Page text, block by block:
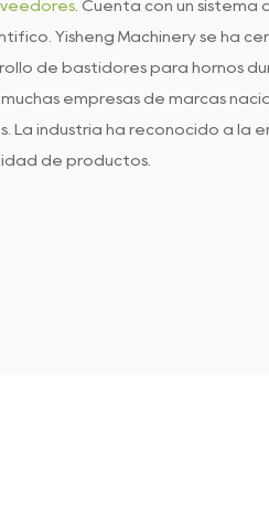
. Cuenta con un sistema
Yisheng Machinery se ha
de bastidores para hornos
empresas de marcas
La industria ha reconocido a la
de productos.